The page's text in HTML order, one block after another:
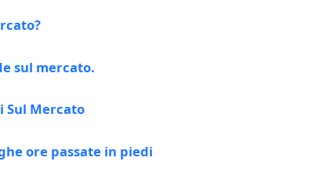
sul mercato.
Sul Mercato
ore passate in piedi